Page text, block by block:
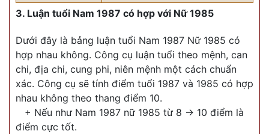
3. Luận tuổi Nam 1987 có hợp với Nữ 1985
Dưới đây là bảng luận tuổi Nam 1987 Nữ 1985 có
hợp nhau không. Công cụ luận tuổi theo mệnh, can
chi, địa chi, cung phi, niên mệnh một cách chuẩn
xác. Công cụ sẽ tính điểm tuổi 1987 và 1985 có hợp
nhau không theo thang điểm 10.
+ Nếu như Nam 1987 nữ 1985 từ 8 -> 10 điểm là
điểm cực tốt.